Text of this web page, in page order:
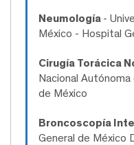
Neumología -
México - Hospital
Cirugía Torácica
Nacional
de México
Broncoscopía
General de México